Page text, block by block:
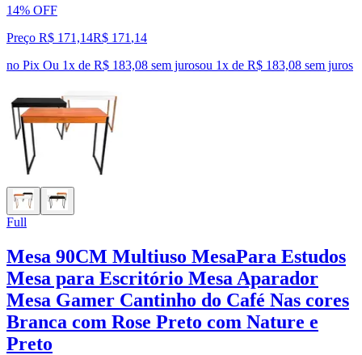
14% OFF
Preço R$ 171,14R$ 171 ,14
no Pix Ou 1x de R$ 183,08 sem jurosou 1x de R$ 183,08 sem juros
Full
Mesa 90CM Multiuso MesaPara Estudos
Mesa para Escritório Mesa Aparador
Mesa Gamer Cantinho do Café Nas cores
Branca com Rose Preto com Nature e
Preto